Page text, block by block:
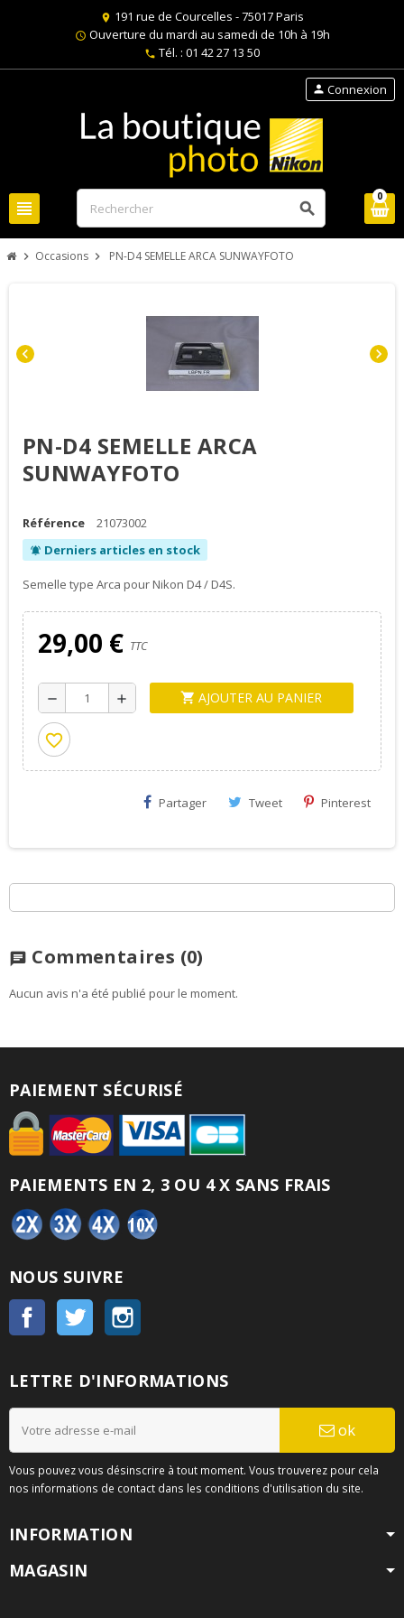
location_on 191 rue de Courcelles - 75017 Paris
schedule Ouverture du mardi au samedi de 10h à 19h
phone Tél. : 01 42 27 13 50
view_headline search
person Connexion
0
chevron_right Occasions chevron_right PN-D4 SEMELLE ARCA SUNWAYFOTO
chevron_left chevron_right
PN-D4 SEMELLE ARCA
SUNWAYFOTO
Référence 21073002
notifications_active Derniers articles en stock
Semelle type Arca pour Nikon D4 / D4S.
29,00 € TTC
remove add shopping_cart AJOUTER AU PANIER
favorite_border
Partager Tweet Pinterest
chat Commentaires (0)
Aucun avis n'a été publié pour le moment.
PAIEMENT SÉCURISÉ
PAIEMENTS EN 2, 3 OU 4 X SANS FRAIS
NOUS SUIVRE
Facebook Twitter
LETTRE D'INFORMATIONS
ok
Vous pouvez vous désinscrire à tout moment. Vous trouverez pour cela
nos informations de contact dans les conditions d'utilisation du site.
INFORMATION
MAGASIN